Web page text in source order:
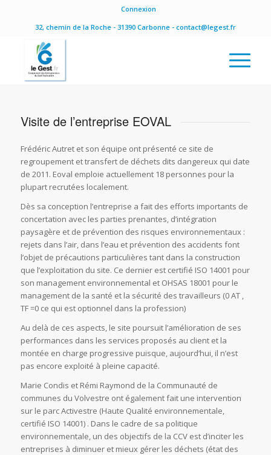
Connexion
32, chemin de la Roche - 31390 Carbonne - contact@legest.fr
Visite de l’entreprise EOVAL
Frédéric Autret et son équipe ont présenté ce site de
regroupement et transfert de déchets dits dangereux qui date
de 2011. Eoval emploie actuellement 18 personnes pour la
plupart recrutées localement.
Dès sa conception l’entreprise a fait des efforts importants de
concertation avec les parties prenantes, d’intégration
paysagère et de prévention des risques environnementaux :
rejets dans l’air, dans l’eau et prévention des accidents font
l’objet de précautions particulières tant dans la construction
que l’exploitation du site. Ce dernier est certifié ISO 14001 pour
son management environnemental et OHSAS 18001 pour le
management de la santé et la sécurité des travailleurs (0 AT ,
TF =0 ce qui est optionnel dans la profession)
Au delà de ces aspects, le site poursuit l’amélioration de ses
performances dans les services proposés au client et la
montée en charge progressive puisque, aujourd’hui, il n’est
pas encore exploité à pleine capacité.
Marie Condis et Rémi Raymond de la Communauté de
communes du Volvestre ont également fait une intervention
sur le parc Activestre (Haute Qualité environnementale,
certifié ISO 14001) . Dans le cadre de sa politique
environnementale, un des objectifs de la CCV est d’inciter les
entreprises à diminuer et mieux gérer les déchets (état des